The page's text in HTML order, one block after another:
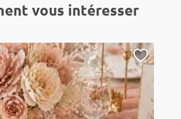
vous intéresser